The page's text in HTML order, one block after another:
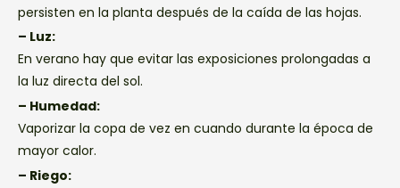
persisten en la planta después de la caída de las hojas.
– Luz:
En verano hay que evitar las exposiciones prolongadas a
la luz directa del sol.
– Humedad:
Vaporizar la copa de vez en cuando durante la época de
mayor calor.
– Riego: